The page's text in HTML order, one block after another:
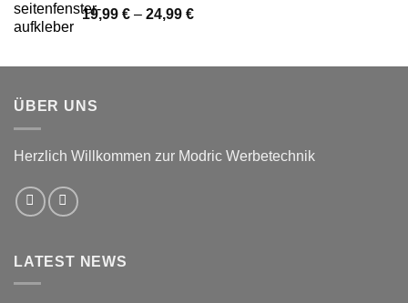
19,99 € – 24,99 €Preisspanne:
24,99 €
ÜBER UNS
Herzlich Willkommen zur Modric Werbetechnik
LATEST NEWS